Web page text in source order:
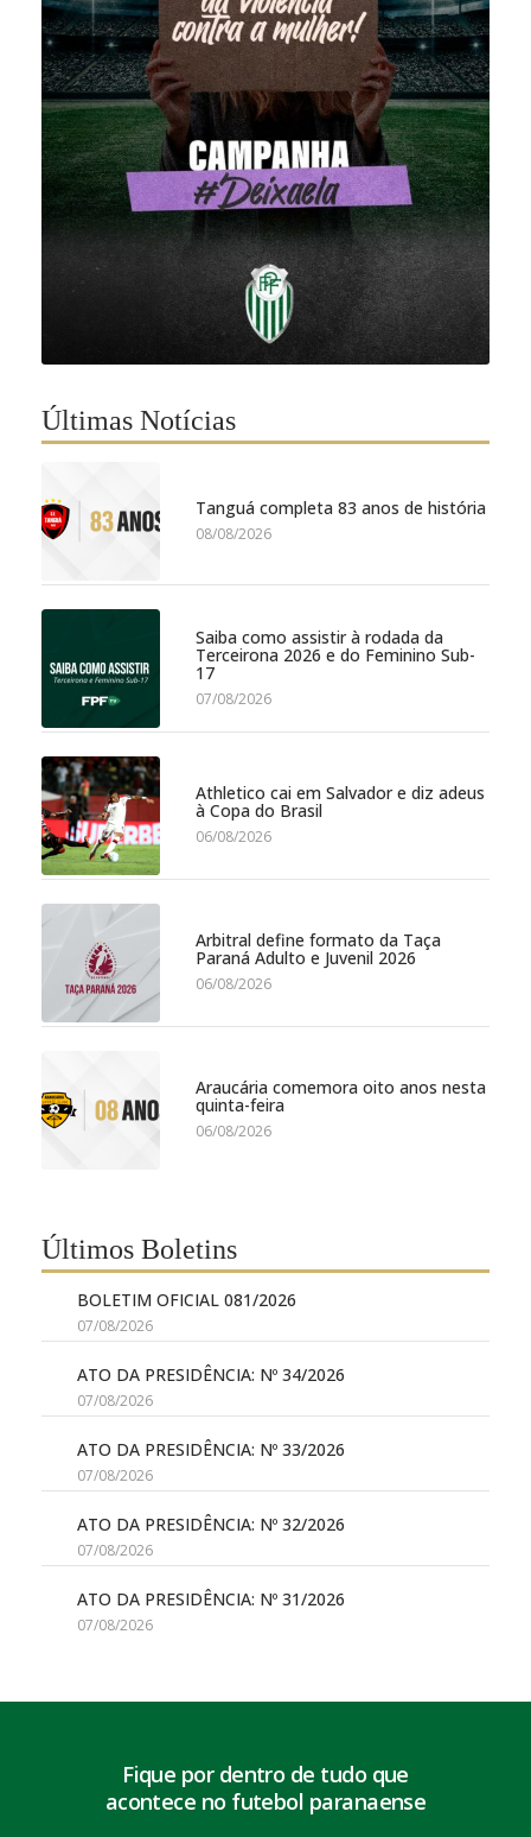
Últimas Notícias
Tanguá completa 83 anos de história
08/08/2026
Saiba como assistir à rodada da
Terceirona 2026 e do Feminino Sub-
17
07/08/2026
Athletico cai em Salvador e diz adeus
à Copa do Brasil
06/08/2026
Arbitral define formato da Taça
Paraná Adulto e Juvenil 2026
06/08/2026
Araucária comemora oito anos nesta
quinta-feira
06/08/2026
Últimos Boletins
BOLETIM OFICIAL 081/2026
07/08/2026
ATO DA PRESIDÊNCIA: Nº 34/2026
07/08/2026
ATO DA PRESIDÊNCIA: Nº 33/2026
07/08/2026
ATO DA PRESIDÊNCIA: Nº 32/2026
07/08/2026
ATO DA PRESIDÊNCIA: Nº 31/2026
07/08/2026
Fique por dentro de tudo que
acontece no futebol paranaense